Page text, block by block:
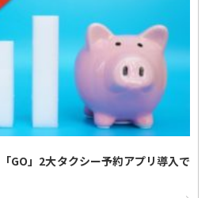
GO」2大タクシー予約アプリ導入で